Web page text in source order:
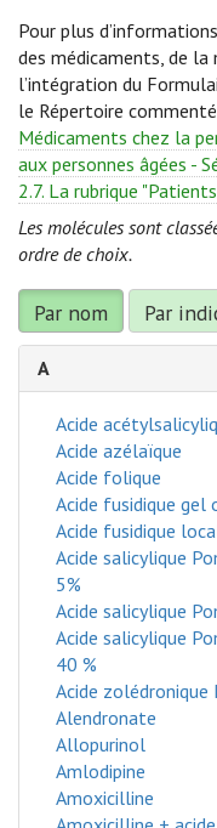
Pour plus
des médicaments, de
l’intégration du
le Répertoire
Médicaments chez la
aux personnes âgées -
2.7. La rubrique
Les molécules sont
ordre de choix.
Par nom Par
A
Acide
Acide azélaïque
Acide folique
Acide fusidique gel
Acide fusidique
Acide salicylique
5%
Acide salicylique
Acide salicylique
40 %
Acide zolédronique
Alendronate
Allopurinol
Amlodipine
Amoxicilline